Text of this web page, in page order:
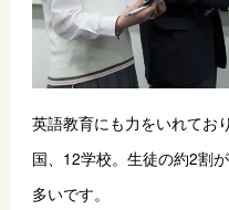
英語教育にも力をいれてお
国、12学校。生徒の約2割
多いです。